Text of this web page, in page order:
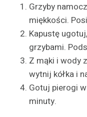
Grzyby
miękkości.
Kapustę
grzybami.
Z mąki i wody
wytnij kółka i
Gotuj pierogi
minuty.